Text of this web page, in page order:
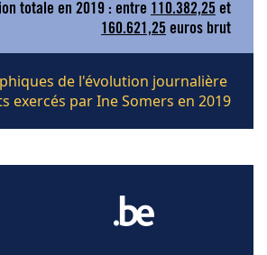
totale en 2019 : entre 110.382,25 et
160.621,25 euros brut
de l'évolution journalière
exercés par Ine Somers en 2019